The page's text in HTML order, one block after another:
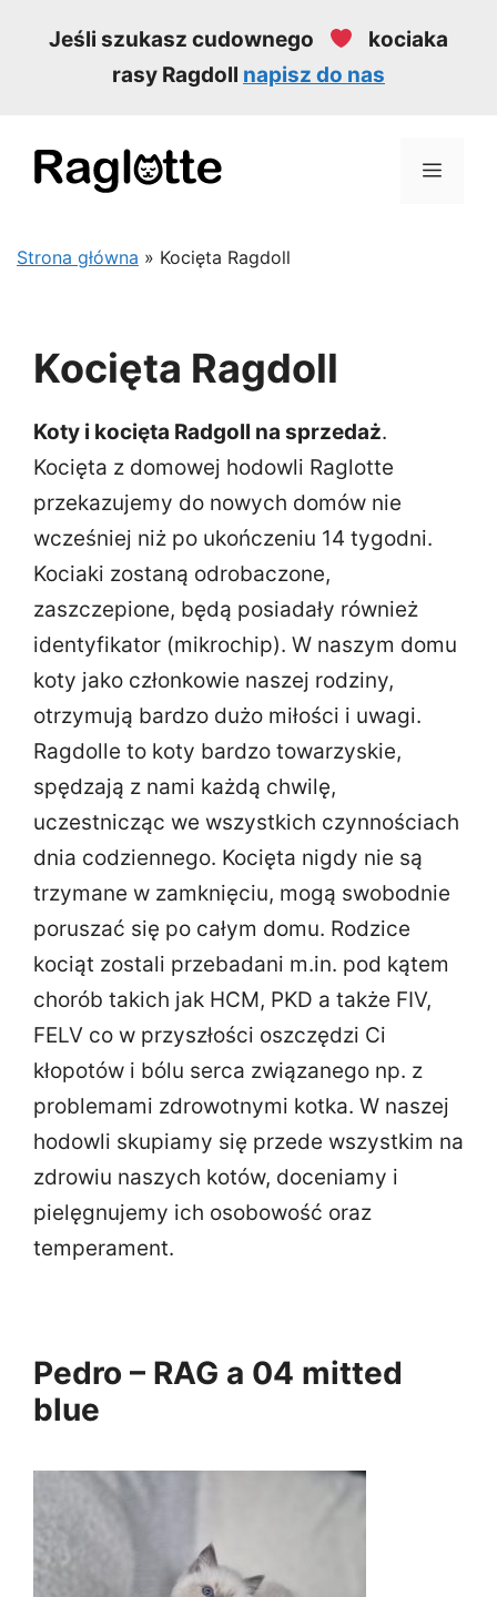
Jeśli szukasz cudownego
kociaka
rasy Ragdoll napisz do nas
Strona główna » Kocięta Ragdoll
Kocięta Ragdoll
Koty i kocięta Radgoll na sprzedaż.
Kocięta z domowej hodowli Raglotte
przekazujemy do nowych domów nie
wcześniej niż po ukończeniu 14 tygodni.
Kociaki zostaną odrobaczone,
zaszczepione, będą posiadały również
identyfikator (mikrochip). W naszym domu
koty jako członkowie naszej rodziny,
otrzymują bardzo dużo miłości i uwagi.
Ragdolle to koty bardzo towarzyskie,
spędzają z nami każdą chwilę,
uczestnicząc we wszystkich czynnościach
dnia codziennego. Kocięta nigdy nie są
trzymane w zamknięciu, mogą swobodnie
poruszać się po całym domu. Rodzice
kociąt zostali przebadani m.in. pod kątem
chorób takich jak HCM, PKD a także FIV,
FELV co w przyszłości oszczędzi Ci
kłopotów i bólu serca związanego np. z
problemami zdrowotnymi kotka. W naszej
hodowli skupiamy się przede wszystkim na
zdrowiu naszych kotów, doceniamy i
pielęgnujemy ich osobowość oraz
temperament.
Pedro – RAG a 04 mitted
blue